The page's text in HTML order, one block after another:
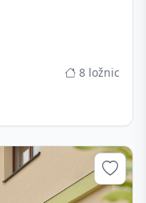
8 ložnic